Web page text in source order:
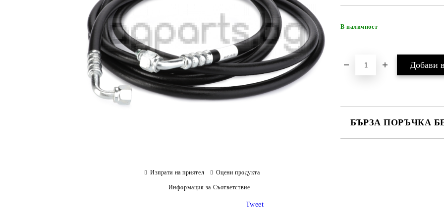
В наличност
БЪРЗА ПОРЪЧКА
Изпрати на приятел Оцени продукта
Информация за Съответствие
Tweet